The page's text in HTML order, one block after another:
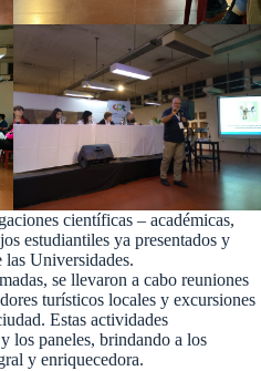
científicas – académicas,
estudiantiles ya presentados y
las Universidades.
se llevaron a cabo reuniones
turísticos locales y excursiones
Estas actividades
los paneles, brindando a los
y enriquecedora.